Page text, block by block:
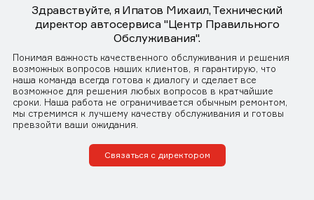
Здравствуйте, я Ипатов Михаил, Технический
директор автосервиса "Центр Правильного
Обслуживания".
Понимая важность качественного обслуживания и решения
возможных вопросов наших клиентов, я гарантирую, что
наша команда всегда готова к диалогу и сделает все
возможное для решения любых вопросов в кратчайшие
сроки. Наша работа не ограничивается обычным ремонтом,
мы стремимся к лучшему качеству обслуживания и готовы
превзойти ваши ожидания.
Связаться с директором